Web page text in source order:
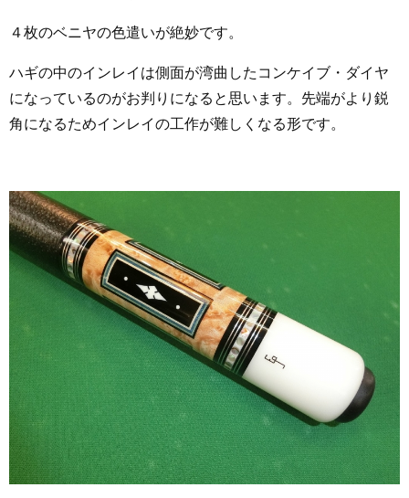
４枚のベニヤの色遣いが絶妙です。
ハギの中のインレイは側面が湾曲したコンケイブ・ダイヤ
になっているのがお判りになると思います。先端がより鋭
角になるためインレイの工作が難しくなる形です。